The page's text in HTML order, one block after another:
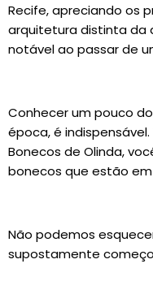
Recife, apreciando os
arquitetura distinta da
notável ao passar de
Conhecer um pouco
época, é
Bonecos de Olinda,
bonecos que estão
Não podemos
supostamente